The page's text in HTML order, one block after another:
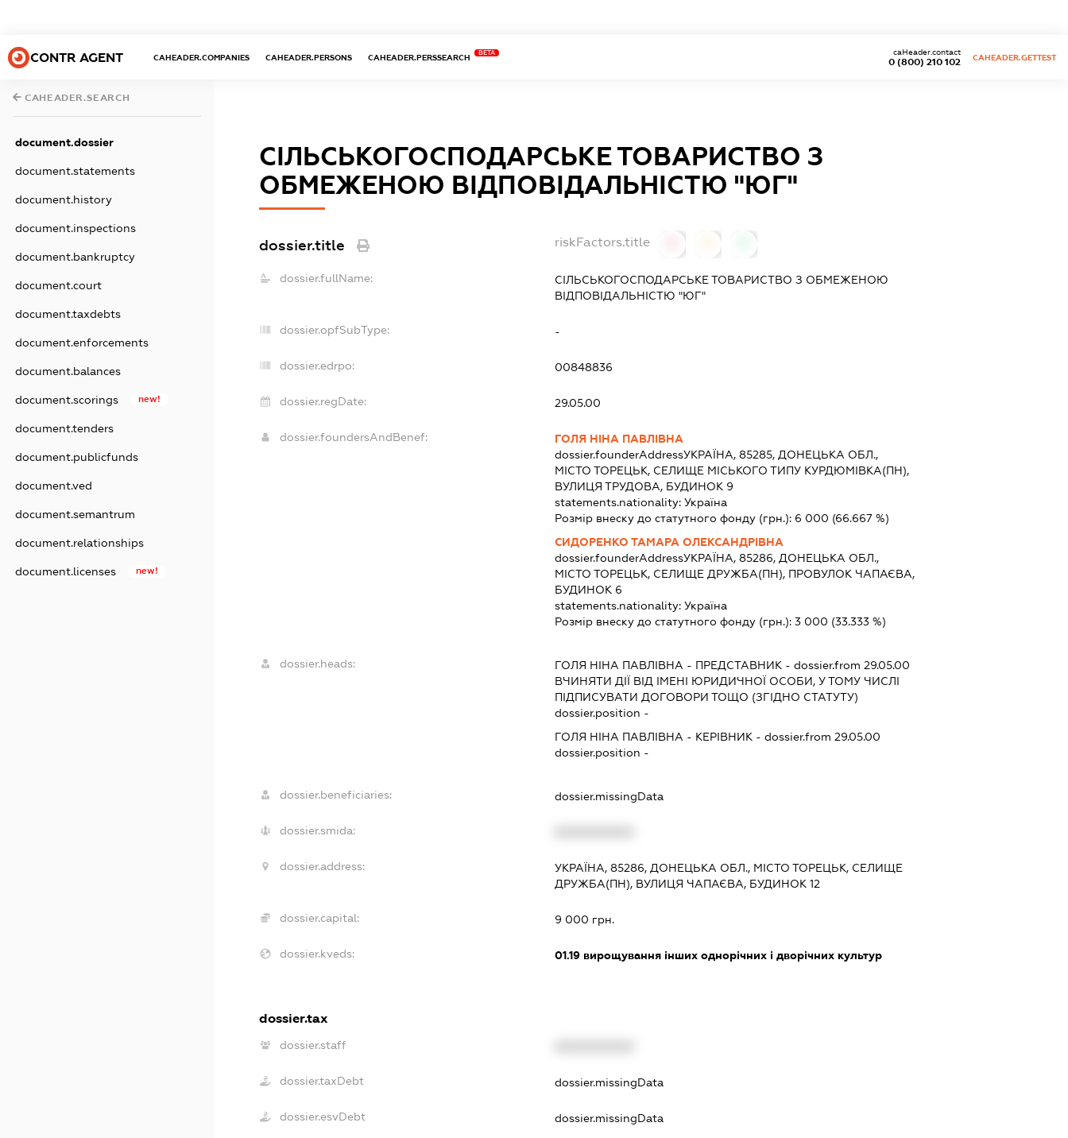
CONTR AGENT CAHEADER.COMPANIES CAHEADER.PERSONS CAHEADER.PERSSEARCH
BETA
0 (800) 210 102
caHeader.contact
CAHEADER.GETTEST
CAHEADER.SEARCH
document.dossier
document.statements
document.history
document.inspections
document.bankruptcy
document.court
document.taxdebts
document.enforcements
document.balances
document.scorings new!
document.tenders
document.publicfunds
document.ved
document.semantrum
document.relationships
document.licenses new!
СІЛЬСЬКОГОСПОДАРСЬКЕ ТОВАРИСТВО З
ОБМЕЖЕНОЮ ВІДПОВІДАЛЬНІСТЮ "ЮГ"
dossier.title riskFactors.title
dossier.fullName:
СІЛЬСЬКОГОСПОДАРСЬКЕ ТОВАРИСТВО З ОБМЕЖЕНОЮ
ВІДПОВІДАЛЬНІСТЮ "ЮГ"
dossier.opfSubType: -
dossier.edrpo: 00848836
dossier.regDate: 29.05.00
dossier.foundersAndBenef:
ГОЛЯ НІНА ПАВЛІВНА
dossier.founderAddressУКРАЇНА, 85285, ДОНЕЦЬКА ОБЛ.,
МІСТО ТОРЕЦЬК, СЕЛИЩЕ МІСЬКОГО ТИПУ КУРДЮМІВКА(ПН),
ВУЛИЦЯ ТРУДОВА, БУДИНОК 9
statements.nationality: Україна
Розмір внеску до статутного фонду (грн.): 6 000 (66.667 %)
СИДОРЕНКО ТАМАРА ОЛЕКСАНДРІВНА
dossier.founderAddressУКРАЇНА, 85286, ДОНЕЦЬКА ОБЛ.,
МІСТО ТОРЕЦЬК, СЕЛИЩЕ ДРУЖБА(ПН), ПРОВУЛОК ЧАПАЄВА,
БУДИНОК 6
statements.nationality: Україна
Розмір внеску до статутного фонду (грн.): 3 000 (33.333 %)
dossier.heads: ГОЛЯ НІНА ПАВЛІВНА - ПРЕДСТАВНИК - dossier.from 29.05.00
ВЧИНЯТИ ДІЇ ВІД ІМЕНІ ЮРИДИЧНОЇ ОСОБИ, У ТОМУ ЧИСЛІ
ПІДПИСУВАТИ ДОГОВОРИ ТОЩО (ЗГІДНО СТАТУТУ)
dossier.position -
ГОЛЯ НІНА ПАВЛІВНА - КЕРІВНИК - dossier.from 29.05.00
dossier.position -
dossier.beneficiaries: dossier.missingData
dossier.smida:
dossier.address:
УКРАЇНА, 85286, ДОНЕЦЬКА ОБЛ., МІСТО ТОРЕЦЬК, СЕЛИЩЕ
ДРУЖБА(ПН), ВУЛИЦЯ ЧАПАЄВА, БУДИНОК 12
dossier.capital: 9 000 грн.
dossier.kveds: 01.19вирощування інших однорічних і дворічних культур
dossier.tax
dossier.staff
dossier.taxDebt dossier.missingData
dossier.esvDebt dossier.missingData